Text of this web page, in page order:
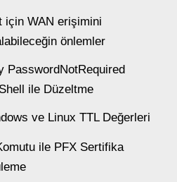
için WAN erişimini
önlemler
PasswordNotRequired
ile Düzeltme
ve Linux TTL Değerleri
ile PFX Sertifika